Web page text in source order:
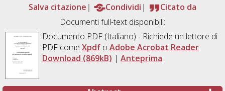
Salva citazione
Condividi
Citato da
Documenti full-text disponibili:
Documento PDF(Italiano) - Richiede un lettore di
PDF come Xpdfo Adobe Acrobat Reader
Download (869kB) | Anteprima